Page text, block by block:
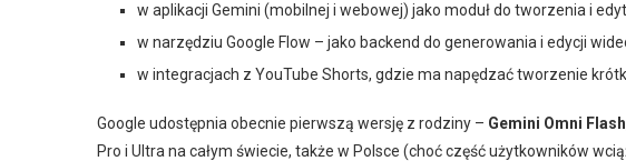
w aplikacji Gemini (mobilnej i webowej) jako moduł do tworzenia i
w narzędziu Google Flow – jako backend do generowania i edycji
w integracjach z YouTube Shorts, gdzie ma napędzać tworzenie
Google udostępnia obecnie pierwszą wersję z rodziny – Gemini Omni Flash
Pro i Ultra na całym świecie, także w Polsce (choć część użytkowników